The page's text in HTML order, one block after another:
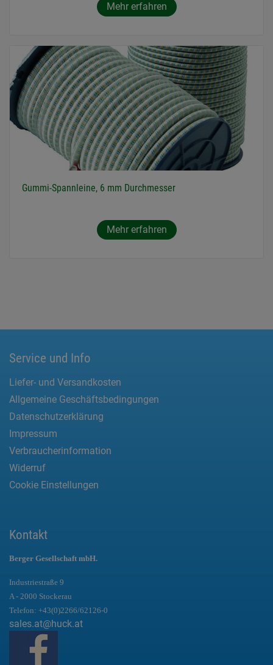
Mehr erfahren
Gummi-Spannleine, 6 mm Durchmesser
Mehr erfahren
Service und Info
Liefer- und Versandkosten
Allgemeine Geschäftsbedingungen
Datenschutzerklärung
Impressum
Verbraucherinformation
Widerruf
Cookie Einstellungen
Kontakt
Berger Gesellschaft mbH.
Industriestraße 9
A - 2000 Stockerau
Telefon: +43(0)2266/62126-0
sales.at@huck.at